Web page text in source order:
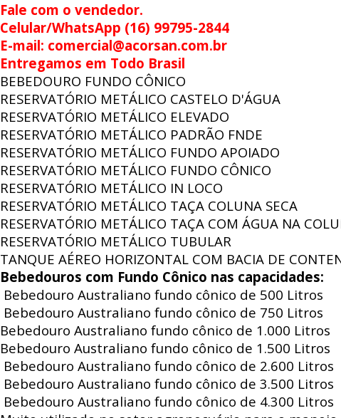
Fale com o vendedor.
Celular/WhatsApp (16) 99795-2844
E-mail: comercial@acorsan.com.br
Entregamos em Todo Brasil
BEBEDOURO FUNDO CÔNICO
RESERVATÓRIO METÁLICO CASTELO D'ÁGUA
RESERVATÓRIO METÁLICO ELEVADO
RESERVATÓRIO METÁLICO PADRÃO FNDE
RESERVATÓRIO METÁLICO FUNDO APOIADO
RESERVATÓRIO METÁLICO FUNDO CÔNICO
RESERVATÓRIO METÁLICO IN LOCO
RESERVATÓRIO METÁLICO TAÇA COLUNA SECA
RESERVATÓRIO METÁLICO TAÇA COM ÁGUA NA
RESERVATÓRIO METÁLICO TUBULAR
TANQUE AÉREO HORIZONTAL COM BACIA DE
Bebedouros com Fundo Cônico nas capacidades:
Bebedouro Australiano fundo cônico de 500 Litros
Bebedouro Australiano fundo cônico de 750 Litros
Bebedouro Australiano fundo cônico de 1.000 Litros
Bebedouro Australiano fundo cônico de 1.500 Litros
Bebedouro Australiano fundo cônico de 2.600 Litros
Bebedouro Australiano fundo cônico de 3.500 Litros
Bebedouro Australiano fundo cônico de 4.300 Litros